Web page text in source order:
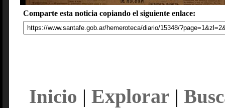
Comparte esta noticia copiando el siguiente enlace:
Inicio | Explorar |